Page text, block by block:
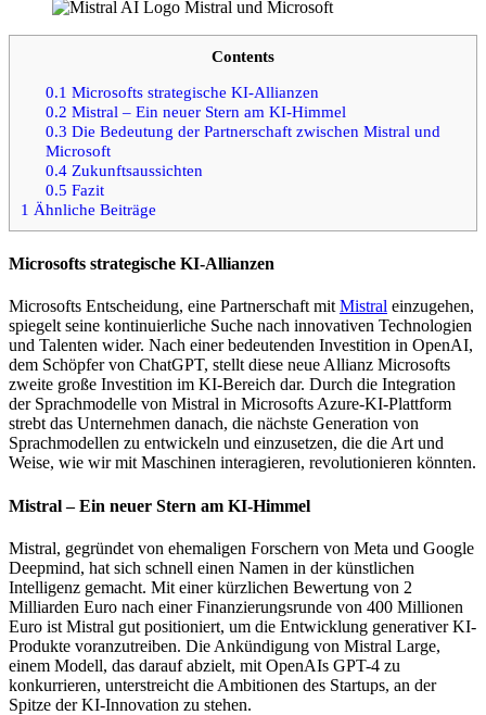
Contents
0.1 Microsofts strategische KI-Allianzen
0.2 Mistral – Ein neuer Stern am KI-Himmel
0.3 Die Bedeutung der Partnerschaft zwischen Mistral und
Microsoft
0.4Zukunftsaussichten
0.5 Fazit
1 Ähnliche Beiträge
Microsofts strategische KI-Allianzen
Microsofts Entscheidung, eine Partnerschaft mit Mistral einzugehen,
spiegelt seine kontinuierliche Suche nach innovativen Technologien
und Talenten wider. Nach einer bedeutenden Investition in OpenAI,
dem Schöpfer von ChatGPT, stellt diese neue Allianz Microsofts
zweite große Investition im KI-Bereich dar. Durch die Integration
der Sprachmodelle von Mistral in Microsofts Azure-KI-Plattform
strebt das Unternehmen danach, die nächste Generation von
Sprachmodellen zu entwickeln und einzusetzen, die die Art und
Weise, wie wir mit Maschinen interagieren, revolutionieren könnten.
Mistral – Ein neuer Stern am KI-Himmel
Mistral, gegründet von ehemaligen Forschern von Meta und Google
Deepmind, hat sich schnell einen Namen in der künstlichen
Intelligenz gemacht. Mit einer kürzlichen Bewertung von 2
Milliarden Euro nach einer Finanzierungsrunde von 400 Millionen
Euro ist Mistral gut positioniert, um die Entwicklung generativer KI-
Produkte voranzutreiben. Die Ankündigung von Mistral Large,
einem Modell, das darauf abzielt, mit OpenAIs GPT-4 zu
konkurrieren, unterstreicht die Ambitionen des Startups, an der
Spitze der KI-Innovation zu stehen.